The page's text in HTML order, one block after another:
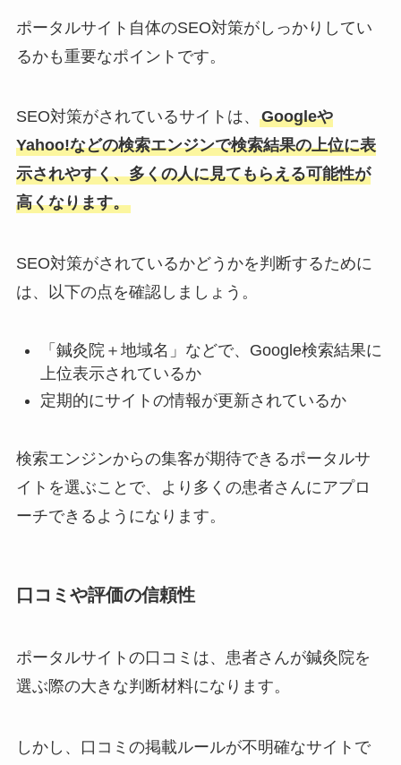
ポータルサイト自体のSEO対策がしっかりしてい
るかも重要なポイントです。
SEO対策がされているサイトは、 Googleや
Yahoo!などの検索エンジンで検索結果の上位に表
示されやすく、多くの人に見てもらえる可能性が
高くなります。
SEO対策がされているかどうかを判断するために
は、以下の点を確認しましょう。
「鍼灸院＋地域名」などで、Google検索結果に
上位表示されているか
定期的にサイトの情報が更新されているか
検索エンジンからの集客が期待できるポータルサ
イトを選ぶことで、より多くの患者さんにアプロ
ーチできるようになります。
口コミや評価の信頼性
ポータルサイトの口コミは、患者さんが鍼灸院を
選ぶ際の大きな判断材料になります。
しかし、口コミの掲載ルールが不明確なサイトで